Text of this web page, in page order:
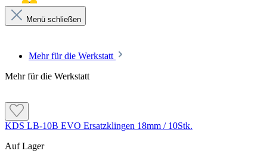
Menü schließen
Mehr für die Werkstatt
Mehr für die Werkstatt
KDS LB-10B EVO Ersatzklingen 18mm / 10Stk.
Auf Lager